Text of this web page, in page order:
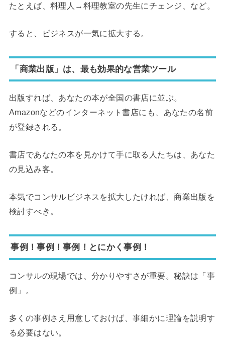
たとえば、料理人→料理教室の先生にチェンジ、など。
すると、ビジネスが一気に拡大する。
「商業出版」は、最も効果的な営業ツール
出版すれば、あなたの本が全国の書店に並ぶ。
Amazonなどのインターネット書店にも、あなたの名前
が登録される。
書店であなたの本を見かけて手に取る人たちは、あなた
の見込み客。
本気でコンサルビジネスを拡大したければ、商業出版を
検討すべき。
事例！事例！事例！とにかく事例！
コンサルの現場では、分かりやすさが重要。秘訣は「事
例」。
多くの事例さえ用意しておけば、事細かに理論を説明す
る必要はない。